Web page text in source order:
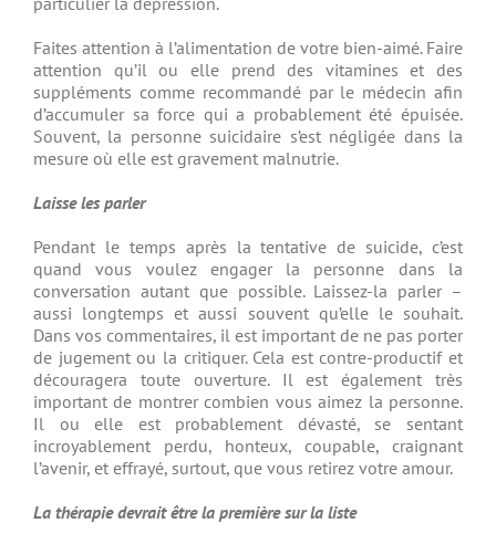
Faites attention à l’alimentation de votre bien-aimé. Faire
attention qu’il ou elle prend des vitamines et des
suppléments comme recommandé par le médecin afin
d’accumuler sa force qui a probablement été épuisée.
Souvent, la personne suicidaire s’est négligée dans la
mesure où elle est gravement malnutrie.
Laisse les parler
Pendant le temps après la tentative de suicide, c’est
quand vous voulez engager la personne dans la
conversation autant que possible. Laissez-la parler –
aussi longtemps et aussi souvent qu’elle le souhait.
Dans vos commentaires, il est important de ne pas porter
de jugement ou la critiquer. Cela est contre-productif et
découragera toute ouverture. Il est également très
important de montrer combien vous aimez la personne.
Il ou elle est probablement dévasté, se sentant
incroyablement perdu, honteux, coupable, craignant
l’avenir, et effrayé, surtout, que vous retirez votre amour.
La thérapie devrait être la première sur la liste